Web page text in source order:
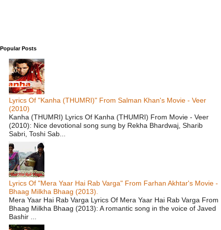
Popular Posts
Lyrics Of "Kanha (THUMRI)" From Salman Khan's Movie - Veer
(2010)
Kanha (THUMRI) Lyrics Of Kanha (THUMRI) From Movie - Veer
(2010): Nice devotional song sung by Rekha Bhardwaj, Sharib
Sabri, Toshi Sab...
Lyrics Of "Mera Yaar Hai Rab Varga" From Farhan Akhtar's Movie -
Bhaag Milkha Bhaag (2013).
Mera Yaar Hai Rab Varga Lyrics Of Mera Yaar Hai Rab Varga From
Bhaag Milkha Bhaag (2013): A romantic song in the voice of Javed
Bashir ...